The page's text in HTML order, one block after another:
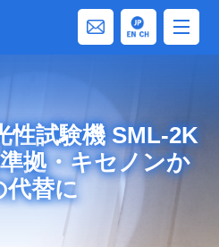
性試験機 SML-2K
拠・キセノンか
代替に